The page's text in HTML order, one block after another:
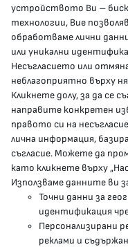
гр.София, 1000,
МЗ В
Facebook
Instragram профил
YouTube канал
Threads профил
устройството Ви –
технологии, Вие
обработваме лични
или уникални
Несъгласието или
неблагоприятно върху
Кликнете долу, за да се
направите конкретен
правото си на
лична информация,
съгласие. Можете да
като кликнете върху
Използваме данните ви
Точни данни за
идентификация
Персонализирани
реклами и